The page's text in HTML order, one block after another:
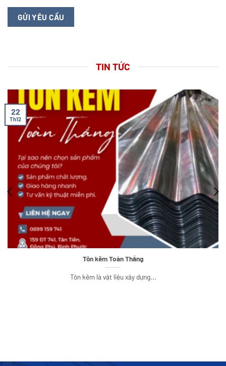
TIN TỨC
Tôn kẽm Toàn Thắng
Tôn kẽm là vật liệu xây dựng...
22
Th12